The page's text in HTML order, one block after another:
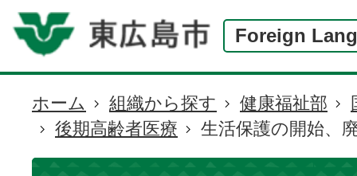
Foreign
現
在
の
ホーム 組織から探す 健康福祉部
後期高齢者医療
生活保護の開始、